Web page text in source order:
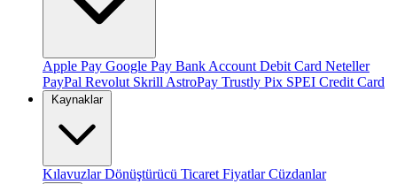
Apple Pay Google Pay Bank Account Debit Card Neteller
PayPal Revolut Skrill AstroPay Trustly Pix SPEI Credit Card
Kaynaklar
KılavuzlarDönüştürücü Ticaret FiyatlarCüzdanlar